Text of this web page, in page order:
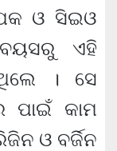
ଓ ସିଇଓ
ଏହି
। ସେ
ପାଇଁ କାମ
ଓ ବର୍ଜିନ